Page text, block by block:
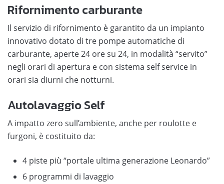
Rifornimento carburante
Il servizio di rifornimento è garantito da un impianto
innovativo dotato di tre pompe automatiche di
carburante, aperte 24 ore su 24, in modalità “servito”
negli orari di apertura e con sistema self service in
orari sia diurni che notturni.
Autolavaggio Self
A impatto zero sull’ambiente, anche per roulotte e
furgoni, è costituito da:
4 piste più “portale ultima generazione Leonardo”
6 programmi di lavaggio